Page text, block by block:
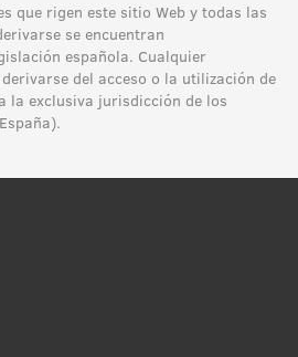
que rigen este sitio Web y todas las
se encuentran
española. Cualquier
del acceso o la utilización de
la exclusiva jurisdicción de los